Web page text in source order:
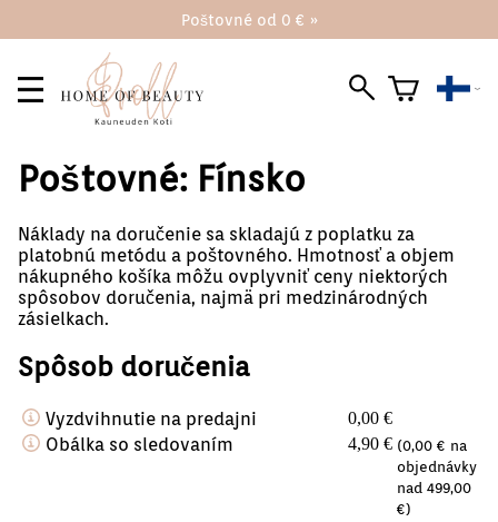
Poštovné od 0 € »
Poštovné: Fínsko
Náklady na doručenie sa skladajú z poplatku za
platobnú metódu a poštovného. Hmotnosť a objem
nákupného košíka môžu ovplyvniť ceny niektorých
spôsobov doručenia, najmä pri medzinárodných
zásielkach.
Spôsob doručenia
Vyzdvihnutie na predajni 0,00 €
Obálka so sledovaním 4,90 € (0,00 € na
objednávky
nad 499,00
€)